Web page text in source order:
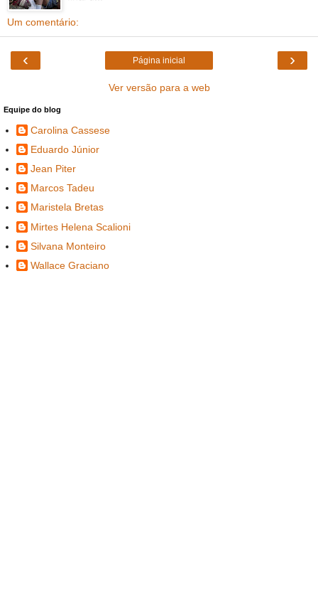
Um comentário:
‹ ›
Página inicial
Ver versão para a web
Equipe do blog
Carolina Cassese
Eduardo Júnior
Jean Piter
Marcos Tadeu
Maristela Bretas
Mirtes Helena Scalioni
Silvana Monteiro
Wallace Graciano